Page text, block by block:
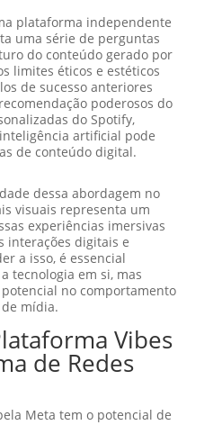
plataforma independente
uma série de perguntas
do conteúdo gerado por
limites éticos e estéticos
de sucesso anteriores
poderosos do
do Spotify,
artificial pode
de conteúdo digital.
dessa abordagem no
visuais representa um
experiências imersivas
interações digitais e
a isso, é essencial
tecnologia em si, mas
no comportamento
mídia.
Vibes
de Redes
Meta tem o potencial de